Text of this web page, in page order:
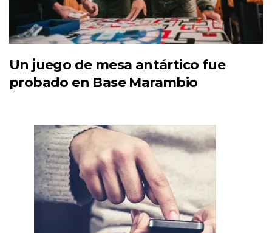
Un juego de mesa antártico fue
probado en Base Marambio